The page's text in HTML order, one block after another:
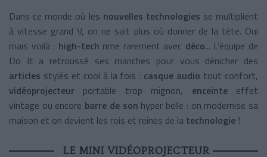
Dans ce monde où les nouvelles technologies se multiplient
à vitesse grand V, on ne sait plus où donner de la tête. Oui
mais voilà : high-tech rime rarement avec déco... L’équipe de
Do It a retroussé ses manches pour vous dénicher des
articles stylés et cool à la fois : casque audio tout confort,
vidéoprojecteur portable trop mignon, enceinteeffet
vintage ou encore barre de son hyper belle : on modernise sa
maison et on devient les rois et reines de la technologie !
LE MINI VIDÉOPROJECTEUR